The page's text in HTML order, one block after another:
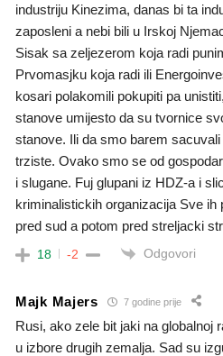
industriju Kinezima, danas bi ta
zaposleni a nebi bili u Irskoj
Sisak sa zeljezerom koja radi
Prvomasjku koja radi ili
kosari polakomili pokupiti pa
stanove umijesto da su tvornice
stanove. Ili da smo barem
trziste. Ovako smo se od
i slugane. Fuj glupani iz HDZ-a i
kriminalistickih organizacija Sve ih
pred sud a potom pred streljacki
18 -2 Odgovori
Majk Majers 7 godine prije
Rusi, ako zele bit jaki na globalnoj
u izbore drugih zemalja. Sad su